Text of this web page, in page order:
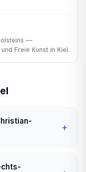
—
Freie Kunst in Kiel.